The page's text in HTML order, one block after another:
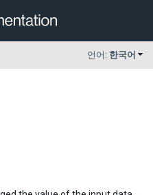
언어: 한국어